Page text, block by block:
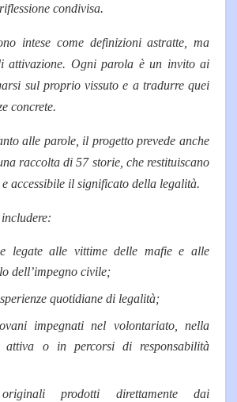
condivisa.
intese come definizioni astratte, ma
attivazione. Ogni parola è un invito ai
sul proprio vissuto e a tradurre quei
concrete.
alle parole, il progetto prevede anche
raccolta di 57 storie, che restituiscano
accessibile il significato della legalità.
legate alle vittime delle mafie e alle
dell’impegno civile;
quotidiane di legalità;
impegnati nel volontariato, nella
attiva o in percorsi di responsabilità
prodotti direttamente dai